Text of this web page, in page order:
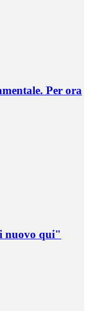
Per ora
nuovo qui"